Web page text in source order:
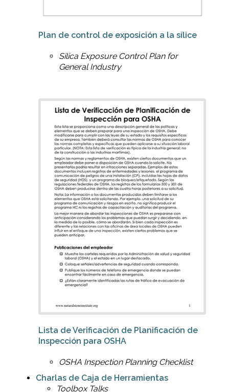
Plan de control de exposición a la sílice
Silica Exposure Control Plan for
General Industry
Lista de Verificación de Planificación de
Inspección para OSHA
OSHA Inspection Planning Checklist
Charlas de Caja de Herramientas
Toolbox Talks